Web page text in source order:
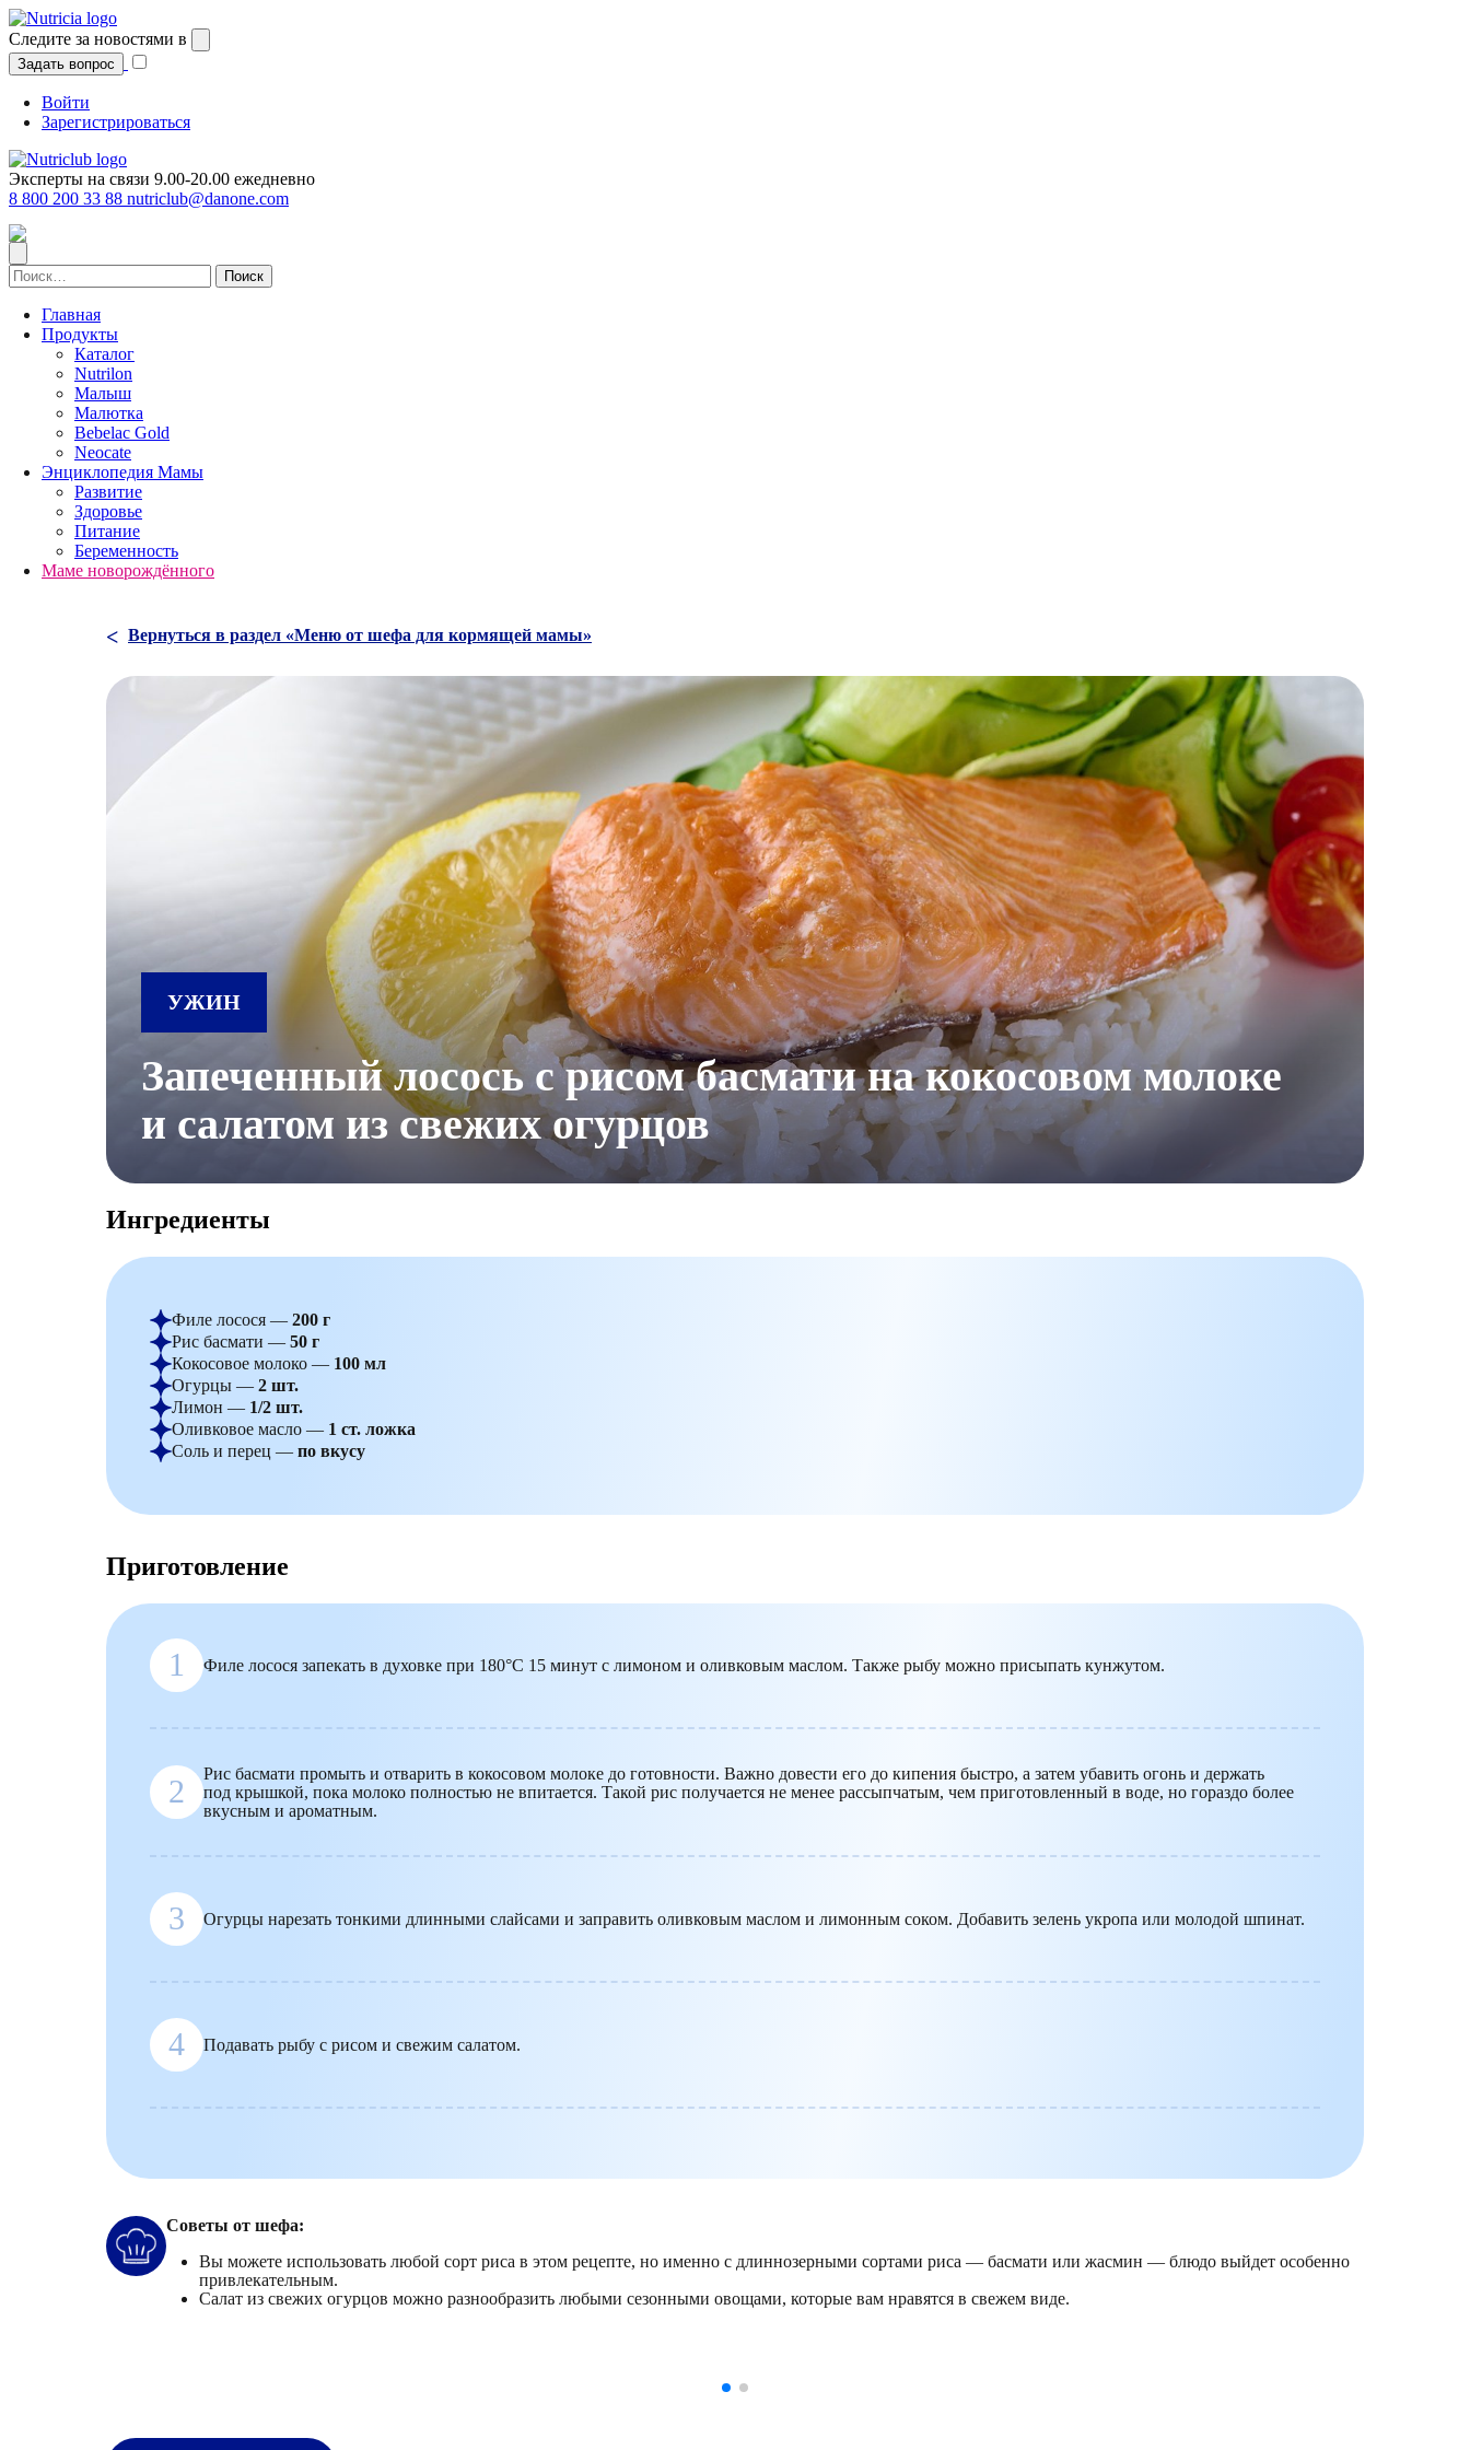
Следите за новостями в
Задать вопрос
Войти
Зарегистрироваться
Эксперты на связи 9.00-20.00 ежедневно
8 800 200 33 88 nutriclub@danone.com
Найти:
Главная
Продукты
Каталог
Nutrilon
Малыш
Малютка
Bebelac Gold
Neocate
Энциклопедия Мамы
Развитие
Здоровье
Питание
Беременность
Маме новорождённого
Вернуться в раздел «Меню от шефа для кормящей мамы»
УЖИН
Запеченный лосось с рисом басмати на кокосовом молоке
и салатом из свежих огурцов
Ингредиенты
Филе лосося — 200 г
Рис басмати — 50 г
Кокосовое молоко — 100 мл
Огурцы — 2 шт.
Лимон — 1/2 шт.
Оливковое масло — 1 ст. ложка
Соль и перец — по вкусу
Приготовление
1 Филе лосося запекать в духовке при 180°C 15 минут с лимоном и оливковым маслом. Также рыбу можно присыпать кунжутом.
2
Рис басмати промыть и отварить в кокосовом молоке до готовности. Важно довести его до кипения быстро, а затем убавить огонь и держать
под крышкой, пока молоко полностью не впитается. Такой рис получается не менее рассыпчатым, чем приготовленный в воде, но гораздо более
вкусным и ароматным.
3 Огурцы нарезать тонкими длинными слайсами и заправить оливковым маслом и лимонным соком. Добавить зелень укропа или молодой шпинат.
4 Подавать рыбу с рисом и свежим салатом.
Советы от шефа:
Вы можете использовать любой сорт риса в этом рецепте, но именно с длиннозерными сортами риса — басмати или жасмин — блюдо выйдет особенно
привлекательным.
Салат из свежих огурцов можно разнообразить любыми сезонными овощами, которые вам нравятся в свежем виде.